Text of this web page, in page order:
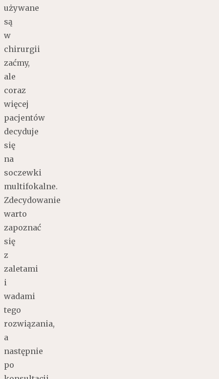
używane
są
w
chirurgii
zaćmy,
ale
coraz
więcej
pacjentów
decyduje
się
na
soczewki
multifokalne.
Zdecydowanie
warto
zapoznać
się
z
zaletami
i
wadami
tego
rozwiązania,
a
następnie
po